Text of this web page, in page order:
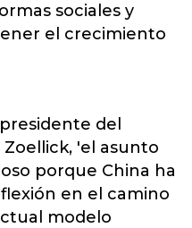
sociales y
el crecimiento
del
'el asunto
porque China ha
en el camino
modelo